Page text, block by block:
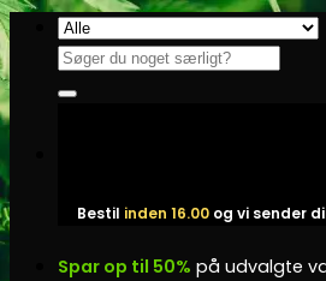
Fortsæt
indhold
Søg
efter:
Bestil inden 16.00 og vi sender
Spar op til 50% på udvalgte